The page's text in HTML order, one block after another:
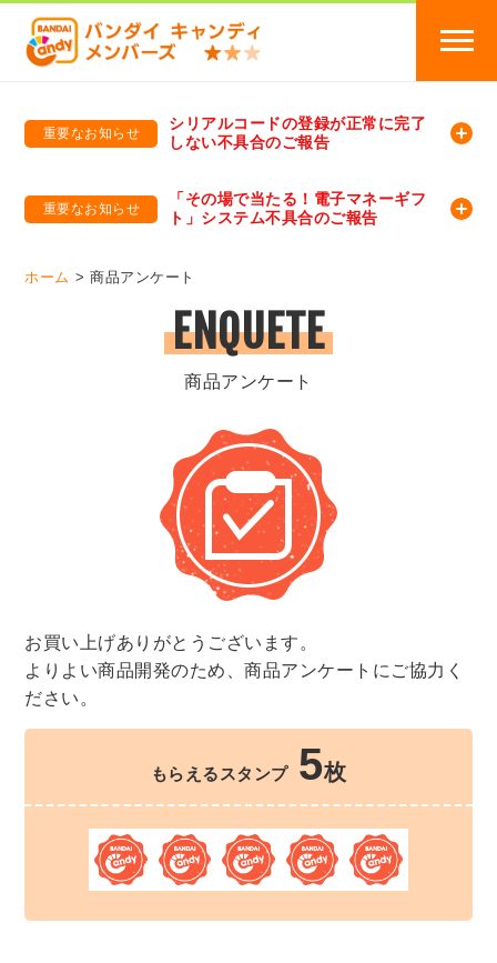
重要なお知らせ
シリアルコードの登録が正常に完了
しない不具合のご報告
重要なお知らせ
「その場で当たる！電子マネーギフ
ト」システム不具合のご報告
ホーム 商品アンケート
ENQUETE
商品アンケート
お買い上げありがとうございます。
よりよい商品開発のため、商品アンケートにご協力く
ださい。
もらえるスタンプ 5枚